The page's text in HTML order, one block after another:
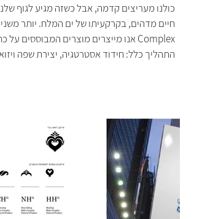
כולנו מעריצים קדמה, אבל כשזה מגיע לגוף
Complex אנו מייצרים מוצרים המבוססים על כח החיים מים המוות, כדי להעניק לך הרבה יותר: יותר חיוניות, יותר אנרגיה, יותר מחמאות.
התהליך כלל: חידוד אסטרטגיה, יצירת שפה